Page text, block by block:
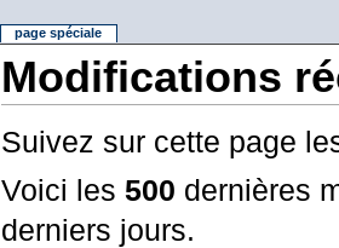
Modifications
Suivez sur cette page
Voici les 500 dernières
derniers jours.
page spéciale